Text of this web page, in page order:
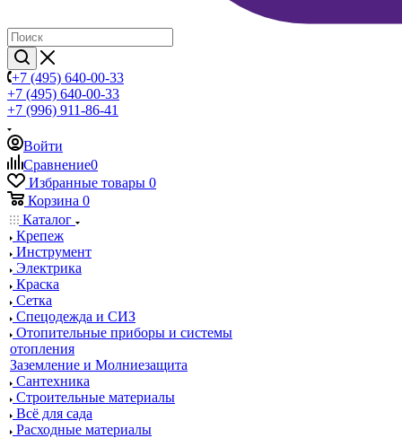
+7 (495) 640-00-33
+7 (495) 640-00-33
+7 (996) 911-86-41
Войти
Сравнение0
Избранные товары 0
Корзина 0
Каталог
Крепеж
Инструмент
Электрика
Краска
Сетка
Спецодежда и СИЗ
Отопительные приборы и системы
отопления
Заземление и Молниезащита
Сантехника
Строительные материалы
Всё для сада
Расходные материалы